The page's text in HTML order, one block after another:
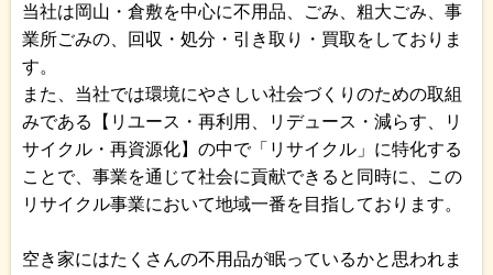
当社は岡山・倉敷を中心に不用品、ごみ、粗大ごみ、事
業所ごみの、回収・処分・引き取り・買取をしておりま
す。
また、当社では環境にやさしい社会づくりのための取組
みである【リユース・再利用、リデュース・減らす、リ
サイクル・再資源化】の中で「リサイクル」に特化する
ことで、事業を通じて社会に貢献できると同時に、この
リサイクル事業において地域一番を目指しております。
空き家にはたくさんの不用品が眠っているかと思われま